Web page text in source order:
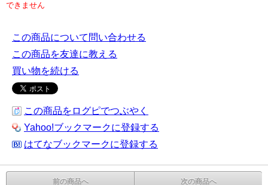
できません
この商品について問い合わせる
この商品を友達に教える
買い物を続ける
この商品をログピでつぶやく
Yahoo!ブックマークに登録する
はてなブックマークに登録する
前の商品へ 次の商品へ